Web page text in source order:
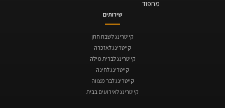
שירותים
קייטרינג לשבת חתן
קייטרינג לאזכרה
קייטרינג לברית מילה
קייטרינג לחינה
קייטרינג לבר מצווה
קייטרינג לאירועים בבית